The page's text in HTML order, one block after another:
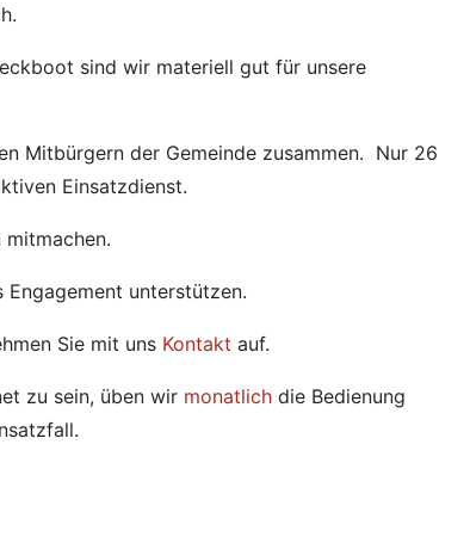
sind wir materiell gut für unsere
Mitbürgern der Gemeinde zusammen. Nur 26
Einsatzdienst.
Engagement unterstützen.
Sie mit uns Kontakt auf.
zu sein, üben wir monatlich die Bedienung